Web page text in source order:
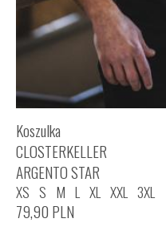
Koszulka
CLOSTERKELLER
ARGENTO STAR
XS S M L XL XXL 3XL
79,90 PLN